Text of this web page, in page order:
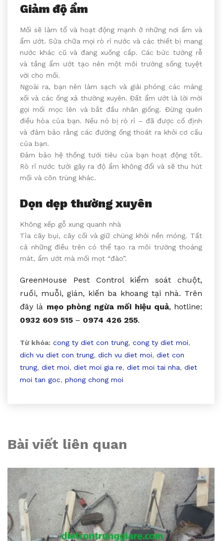
Giảm độ ẩm
Mối sẽ làm tổ và hoạt động mạnh ở những nơi ấm và
ẩm ướt. Sửa chữa mọi rò rỉ nước và các thiết bị mang
nước khác cũ và đang xuống cấp. Các bức tường rễ
và tầng ẩm ướt tạo nên một môi trường sống tuyệt
vời cho mối.
Ngoài ra, bạn nên làm sạch và giải phóng các máng
xối và các ống xả thường xuyên. Đất ẩm ướt là lời mời
gọi mối mọc lên và bắt đầu nhân giống. Đừng quên
điều hòa của bạn. Nếu nó bị rò rỉ – đã được cố định
và đảm bảo rằng các đường ống thoát ra khỏi cơ cấu
của bạn.
Đảm bảo hệ thống tưới tiêu của bạn hoạt động tốt.
Rò rỉ nước tưới gây ra độ ẩm không đổi và sẽ thu hút
mối và côn trùng khác.
Dọn dẹp thường xuyên
Không xếp gỗ xung quanh nhà
Tỉa cây bụi, cây cối và giữ chúng khỏi nền móng. Tất
cả những điều trên có thể tạo ra môi trường thoáng
mát, ẩm ướt mà mối mọt “đào”.
GreenHouse Pest Control kiểm soát chuột,
ruồi, muỗi, gián, kiến ba khoang tại nhà. Trên
đây là mẹo phòng ngừa mối hiệu quả, hotline:
0932 609 515 – 0974 426 255.
Từ khóa: cong ty diet con trung, cong ty diet moi,
dich vu diet con trung, dich vu diet moi, diet con
trung, diet moi, diet moi gia re, diet moi tai nha, diet
moi tan goc, phong chong moi
Bài viết liên quan